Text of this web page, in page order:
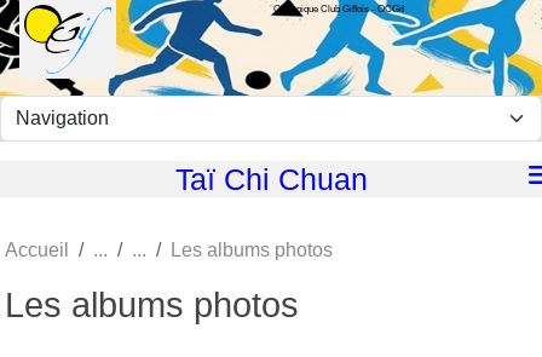
Olympique Club Giffois - OCGif
Taï Chi Chuan
Accueil Les albums photos
Les albums photos
Panneau de gestion des cookies